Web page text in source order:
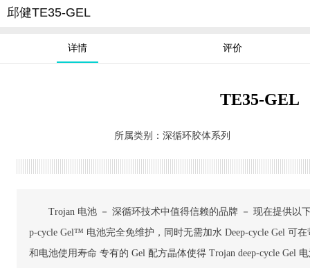
邱健TE35-GEL
详情 评价
TE35-GEL
所属类别： 深循环胶体系列
Trojan 电池 － 深循环技术中值得信赖的品牌 － 现在提供以
p-cycle Gel™ 电池完全免维护，同时无需加水 Deep-cycle Gel 可
和电池使用寿命 专有的 Gel 配方晶体使得 Trojan deep-cycle Gel